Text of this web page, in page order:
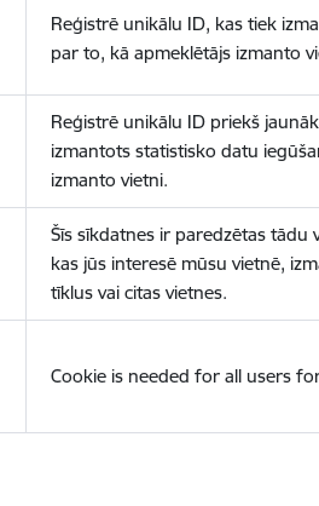
Reģistrē unikālu ID, kas tiek
par to, kā apmeklētājs izmanto
Reģistrē unikālu ID priekš
izmantots statistisko datu
izmanto vietni.
Šīs sīkdatnes ir paredzētas
kas jūs interesē mūsu vietnē,
tīklus vai citas vietnes.
Cookie is needed for all users